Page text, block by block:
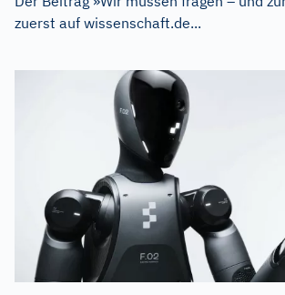
zuerst auf wissenschaft.de...